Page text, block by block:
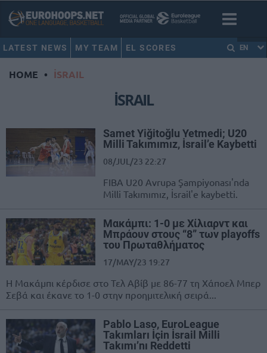
LATEST NEWS MY TEAM EL SCORES EN
HOME • İSRAIL
İSRAIL
Samet Yiğitoğlu Yetmedi; U20
Milli Takımımız, İsrail’e Kaybetti
08/JUL/23 22:27
FIBA U20 Avrupa Şampiyonası'nda
Milli Takımımız, İsrail'e kaybetti.
Μακάμπι: 1-0 με Χίλιαρντ και
Μπράουν στους “8” των playoffs
του Πρωταθλήματος
17/MAY/23 19:27
Η Μακάμπι κέρδισε στο Τελ Αβίβ με 86-77 τη Χάποελ Μπερ
Σεβά και έκανε το 1-0 στην προημιτελική σειρά...
Pablo Laso, EuroLeague
Takımları İçin İsrail Milli
Takımı’nı Reddetti